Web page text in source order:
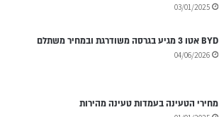
03/01/2025
BYD אטו 3 מגיע בגרסה משודרגת ובמחיר משתלם
04/06/2026
מחירי הטעינה בעמדות טעינה מהירות